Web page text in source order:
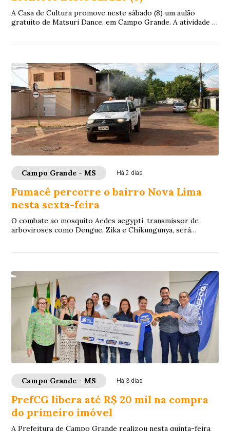
A Casa de Cultura promove neste sábado (8) um aulão
gratuito de Matsuri Dance, em Campo Grande. A atividade é
Campo Grande - MS Há 2 dias
Fumacê percorre o bairro Nova Lima
nesta sexta-feira
O combate ao mosquito Aedes aegypti, transmissor de
arboviroses como Dengue, Zika e Chikungunya, será
Campo Grande - MS Há 3 dias
PrefCG libera até R$ 20 mil na compra
do primeiro imóvel
A Prefeitura de Campo Grande realizou nesta quinta-feira